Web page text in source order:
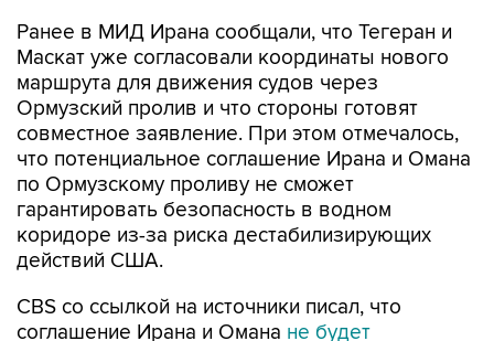
Ранее в МИД Ирана сообщали, что Тегеран и
Маскат уже согласовали координаты нового
маршрута для движения судов через
Ормузский пролив и что стороны готовят
совместное заявление. При этом отмечалось,
что потенциальное соглашение Ирана и Омана
по Ормузскому проливу не сможет
гарантировать безопасность в водном
коридоре из-за риска дестабилизирующих
действий США.
CBS со ссылкой на источники писал, что
соглашение Ирана и Омана не будет